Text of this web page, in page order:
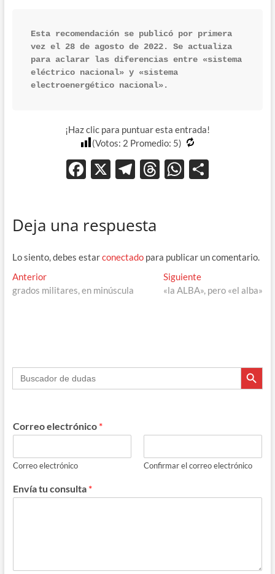
Esta recomendación se publicó por primera
vez el 28 de agosto de 2022.
Se actualiza
para aclarar las diferencias entre «sistema
eléctrico nacional» y «sistema
electroenergético nacional».
¡Haz clic para puntuar esta entrada!
(Votos: 2 Promedio: 5)
F
b
o
k
X T
gr
m
T
ds
W
p
p
ti
r
Deja una respuesta
Lo siento, debes estarconectadopara publicar un comentario.
Navegación
de
AnteriorEntrada
anterior:
grados militares, en minúscula
SiguienteEntrada
siguiente:
«la ALBA», pero «el alba»
Buscar: Botón de
Correo electrónico *
Correo electrónico Confirmar el correo electrónico
Envía tu consulta *